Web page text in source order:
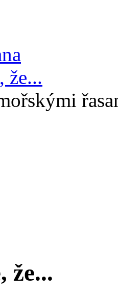
že...
že...